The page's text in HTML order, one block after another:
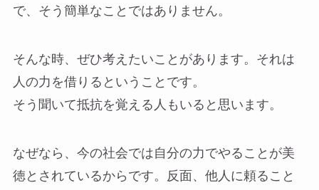
で、そう簡単なことではありません。
そんな時、ぜひ考えたいことがあります。それは
人の力を借りるということです。
そう聞いて抵抗を覚える人もいると思います。
なぜなら、今の社会では自分の力でやることが美
徳とされているからです。反面、他人に頼ること